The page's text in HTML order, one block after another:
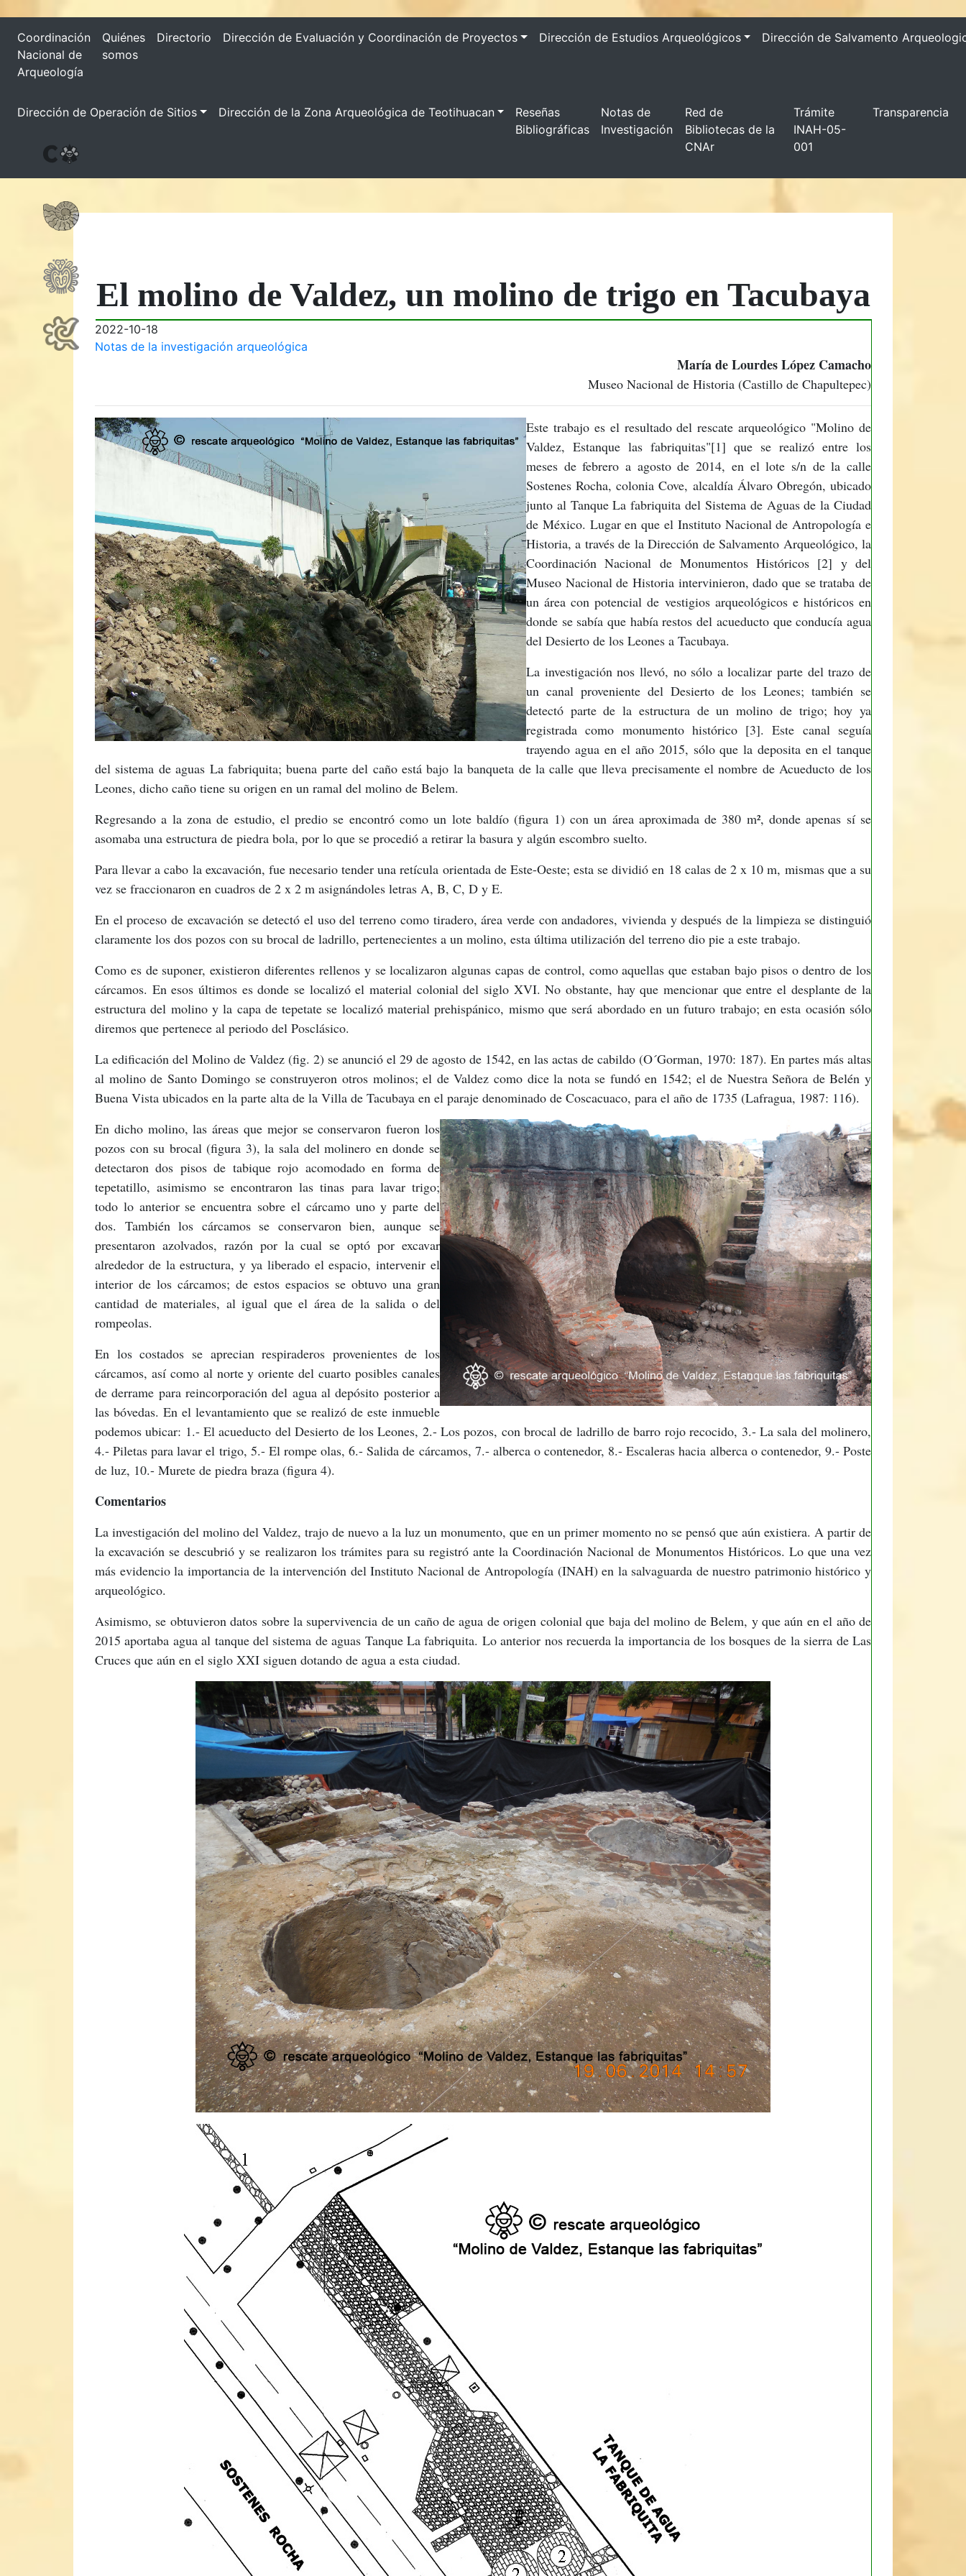
Coordinación
Nacional de
Arqueología
Quiénes
somos
Directorio Dirección de Evaluación y Coordinación de Proyectos Dirección de Estudios Arqueológicos Dirección de Salvamento
Dirección de Operación de Sitios Dirección de la Zona Arqueológica de Teotihuacan
Reseñas
Bibliográficas
Notas de
Investigación
Red de
Bibliotecas de la
CNAr
Trámite
INAH-05-
001
Transparencia
El molino de Valdez, un molino de trigo en Tacubaya
2022-10-18
Notas de la investigación arqueológica
María de Lourdes López Camacho
Museo Nacional de Historia (Castillo de Chapultepec)
Este trabajo es el resultado del rescate arqueológico "Molino de
Valdez, Estanque las fabriquitas"[1] que se realizó entre los
meses de febrero a agosto de 2014, en el lote s/n de la calle
Sostenes Rocha, colonia Cove, alcaldía Álvaro Obregón, ubicado
junto al Tanque La fabriquita del Sistema de Aguas de la Ciudad
de México. Lugar en que el Instituto Nacional de Antropología e
Historia, a través de la Dirección de Salvamento Arqueológico, la
Coordinación Nacional de Monumentos Históricos [2] y del
Museo Nacional de Historia intervinieron, dado que se trataba de
un área con potencial de vestigios arqueológicos e históricos en
donde se sabía que había restos del acueducto que conducía agua
del Desierto de los Leones a Tacubaya.
La investigación nos llevó, no sólo a localizar parte del trazo de
un canal proveniente del Desierto de los Leones; también se
detectó parte de la estructura de un molino de trigo; hoy ya
registrada como monumento histórico [3]. Este canal seguía
trayendo agua en el año 2015, sólo que la deposita en el tanque
del sistema de aguas La fabriquita; buena parte del caño está bajo la banqueta de la calle que lleva precisamente el nombre de Acueducto de los
Leones, dicho caño tiene su origen en un ramal del molino de Belem.
Regresando a la zona de estudio, el predio se encontró como un lote baldío (figura 1) con un área aproximada de 380 m², donde apenas sí se
asomaba una estructura de piedra bola, por lo que se procedió a retirar la basura y algún escombro suelto.
Para llevar a cabo la excavación, fue necesario tender una retícula orientada de Este-Oeste; esta se dividió en 18 calas de 2 x 10 m, mismas que a su
vez se fraccionaron en cuadros de 2 x 2 m asignándoles letras A, B, C, D y E.
En el proceso de excavación se detectó el uso del terreno como tiradero, área verde con andadores, vivienda y después de la limpieza se distinguió
claramente los dos pozos con su brocal de ladrillo, pertenecientes a un molino, esta última utilización del terreno dio pie a este trabajo.
Como es de suponer, existieron diferentes rellenos y se localizaron algunas capas de control, como aquellas que estaban bajo pisos o dentro de los
cárcamos. En esos últimos es donde se localizó el material colonial del siglo XVI. No obstante, hay que mencionar que entre el desplante de la
estructura del molino y la capa de tepetate se localizó material prehispánico, mismo que será abordado en un futuro trabajo; en esta ocasión sólo
diremos que pertenece al periodo del Posclásico.
La edificación del Molino de Valdez (fig. 2) se anunció el 29 de agosto de 1542, en las actas de cabildo (O´Gorman, 1970: 187). En partes más altas
al molino de Santo Domingo se construyeron otros molinos; el de Valdez como dice la nota se fundó en 1542; el de Nuestra Señora de Belén y
Buena Vista ubicados en la parte alta de la Villa de Tacubaya en el paraje denominado de Coscacuaco, para el año de 1735 (Lafragua, 1987: 116).
En dicho molino, las áreas que mejor se conservaron fueron los
pozos con su brocal (figura 3), la sala del molinero en donde se
detectaron dos pisos de tabique rojo acomodado en forma de
tepetatillo, asimismo se encontraron las tinas para lavar trigo;
todo lo anterior se encuentra sobre el cárcamo uno y parte del
dos. También los cárcamos se conservaron bien, aunque se
presentaron azolvados, razón por la cual se optó por excavar
alrededor de la estructura, y ya liberado el espacio, intervenir el
interior de los cárcamos; de estos espacios se obtuvo una gran
cantidad de materiales, al igual que el área de la salida o del
rompeolas.
En los costados se aprecian respiraderos provenientes de los
cárcamos, así como al norte y oriente del cuarto posibles canales
de derrame para reincorporación del agua al depósito posterior a
las bóvedas. En el levantamiento que se realizó de este inmueble
podemos ubicar: 1.- El acueducto del Desierto de los Leones, 2.- Los pozos, con brocal de ladrillo de barro rojo recocido, 3.- La sala del molinero,
4.- Piletas para lavar el trigo, 5.- El rompe olas, 6.- Salida de cárcamos, 7.- alberca o contenedor, 8.- Escaleras hacia alberca o contenedor, 9.- Poste
de luz, 10.- Murete de piedra braza (figura 4).
Comentarios
La investigación del molino del Valdez, trajo de nuevo a la luz un monumento, que en un primer momento no se pensó que aún existiera. A partir de
la excavación se descubrió y se realizaron los trámites para su registró ante la Coordinación Nacional de Monumentos Históricos. Lo que una vez
más evidencio la importancia de la intervención del Instituto Nacional de Antropología (INAH) en la salvaguarda de nuestro patrimonio histórico y
arqueológico.
Asimismo, se obtuvieron datos sobre la supervivencia de un caño de agua de origen colonial que baja del molino de Belem, y que aún en el año de
2015 aportaba agua al tanque del sistema de aguas Tanque La fabriquita. Lo anterior nos recuerda la importancia de los bosques de la sierra de Las
Cruces que aún en el siglo XXI siguen dotando de agua a esta ciudad.